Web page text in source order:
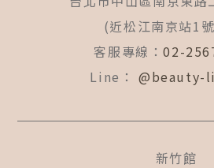
k
-
f
a
m
(近松江南京站1
客服專線：02-
Line： @beauty-
新竹館